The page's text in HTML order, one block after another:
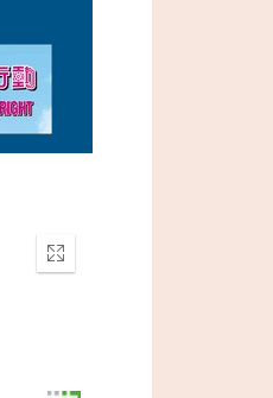
Enter
fullscreen